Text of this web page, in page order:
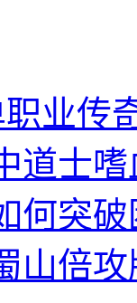
业传
道士
何突
山倍